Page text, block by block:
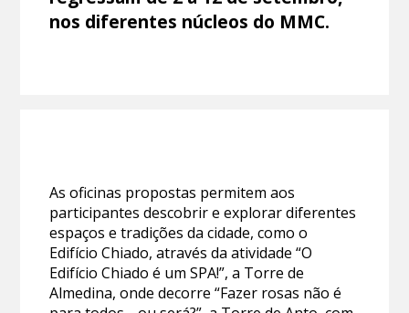
nos diferentes núcleos do MMC.
As oficinas propostas permitem aos
participantes descobrir e explorar diferentes
espaços e tradições da cidade, como o
Edifício Chiado, através da atividade “O
Edifício Chiado é um SPA!”, a Torre de
Almedina, onde decorre “Fazer rosas não é